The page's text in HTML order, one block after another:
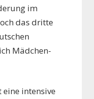
im
das dritte
Mädchen-
intensive